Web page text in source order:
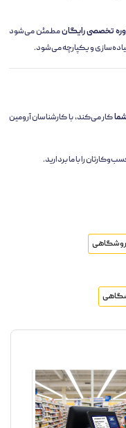
تخصصی رایگانمطمئن می‌شود
و یکپارچه می‌شود.
کار می‌کند، با کارشناسان آرومین
را با ما بردارید.